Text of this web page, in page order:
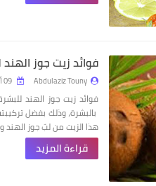
فوائد زيت جوز
Abdulaziz Touny
فوائد زيت جوز الهند
بالبشرة، وذلك بفضل
هذا الزيت من لبّ جوز الهند
قراءة المزيد